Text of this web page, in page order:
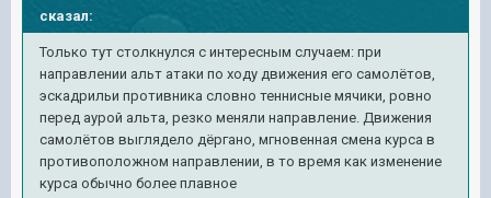
сказал:
Только тут столкнулся с интересным случаем: при
направлении альт атаки по ходу движения его самолётов,
эскадрильи противника словно теннисные мячики, ровно
перед аурой альта, резко меняли направление. Движения
самолётов выглядело дёргано, мгновенная смена курса в
противоположном направлении, в то время как изменение
курса обычно более плавное